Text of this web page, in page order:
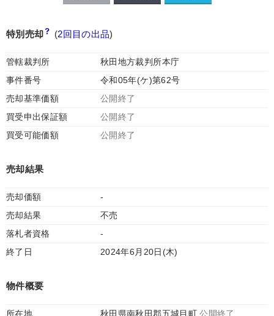
特別売却 (2回目の出品)
管轄裁判所
秋田地方裁判所本庁
事件番号
令和05年(ケ)第62号
売却基準価額
公開終了
買受申出保証額
公開終了
買受可能価額
公開終了
売却結果
売却価額
-
売却結果
不売
落札者資格
-
終了日
2024年6月20日(木)
物件概要
所在地 秋田県南秋田郡五城目町公開終了